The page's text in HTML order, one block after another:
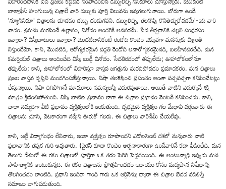
బాక్సాఫీస్ హంగులున్న చిత్రాలే వారి డబ్బుకు పూర్తి విలువను ఇవ్వగలుగుతాయి. బోరుగా ఉండే
'న్యూసినిమా' చిత్రాలను చూడడం డబ్బు దండుగపని. డబ్బులిచ్చి, తలనొప్పి కొనితెచ్చుకోవడమే'-ఇది వారి
వాదం. శ్రమను మరపించే ఉల్లాసం, వినోదం అందరికీ అవసరమే. సేద తీర్చడానికి చల్లని పండ్లరసం
ఇవ్వాలా? విస్కీబాటులు ఇవ్వాలా? మొదటిదానికంటే రెండోది కొంచెం ఎక్కువగా మనస్సుకు విశ్రాంతి
నిస్తుందేమో. కాని, మొదటిది, ఆరోగ్యకరమైన పద్ధతి రెండోది అనారోగ్యకరమైనది, బలహీనపరచేది. మన
కమర్షియల్ చిత్రాలు అందించేది విస్కీ బుడ్డీ వినోదం. సేదతీరడంలో తప్పులేదు; ఊహాలోకంలోనూ
తప్పులేదు; కాని, ఊహాలోకంలో విహరిస్తూ వాస్తవ జగత్తును మరచిపోవడం ప్రమాదకరం. మన చిత్రాలు
ప్రజల వాస్తవ దృష్టిని మందగింపజేస్తున్నాయి. నిషా తలకెక్కించి ప్రపంచం అంతా పచ్చపచ్చగా కనిపించేటట్లు
చేస్తున్నాయి. నిషా దిగిపోగానే మామూలు సమస్యలన్నీ ఎదురవుతాయి. అయితే వాటిని ఎదుర్కొనే శక్తి
మాత్రం క్షీణించిపోతుంది. విస్కీ బాటిల్ ప్రభావం లాగా ఈ చిత్రాల ప్రభావం వెంటనే కనిపించదు. కాని,
చాలా నెమ్మదిగా వీటి ప్రభావం వ్యక్తిత్వంలోకి ఇంకుతుంది. దృఢమైన వ్యక్తిత్వం గల మేధావి వర్గంవారు ఈ
చిత్రాలను చూసి, వెటకారంగా నవ్వేసి ఊరుకో గలరు. ఈ చిత్రాలు వారినేమీ చేయలేవు.
కాని, ఆట్టే విద్యాగంధం లేనివారు, ఇంకా వ్యక్తిత్వం రూపొందని ఎడోలసెంట్ దశలో నున్నవారు వాటి
ప్రభావానికి తప్పక గురి అవుతారు. (వైరస్ కూడా కొంచెం అర్భనాకారంగా ఉండేవారినే కదా పీడించేది. మన
తెలుగు దేశంలో ఈ రకం చిత్రాలలో పూర్తిగా ఒక తరం పెరిగి పెద్దదయింది. ఈ అంటువ్యాధి ఇప్పుడు మన
సాహిత్యానికి అంటుకున్నది. ఈ రకం చిత్రాలను ప్రోత్సహించడం ఆదాయం కోసం మద్యపాన నిషేధాన్ని
తొలగించడం లాంటిది. ప్రధాని ఇందిరా గాంధి గారు ఒక ఆర్డినెన్సు ద్వారా ఈ చిత్రాల బెడద వదిలిస్తే
సమాజం బాగుపడుతుంది.